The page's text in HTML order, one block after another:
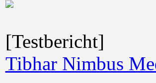
[Testbericht]
Tibhar Nimbus